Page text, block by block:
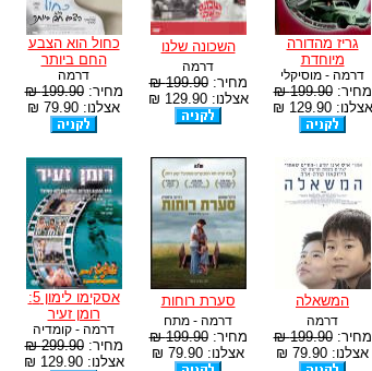
גריז מהדורה
מיוחדת
דרמה - מוסיקלי
מחיר:199.90 ₪
אצלנו: 129.90 ₪
השכונה שלנו
דרמה
מחיר:199.90 ₪
אצלנו: 129.90 ₪
כחול הוא הצבע
החם ביותר
דרמה
מחיר:199.90 ₪
אצלנו: 79.90 ₪
המשאלה
דרמה
מחיר:199.90 ₪
אצלנו: 79.90 ₪
סערת רוחות
דרמה - מתח
מחיר:199.90 ₪
אצלנו: 79.90 ₪
אסקימו לימון 5:
רומן זעיר
דרמה - קומדיה
מחיר:299.90 ₪
אצלנו: 129.90 ₪